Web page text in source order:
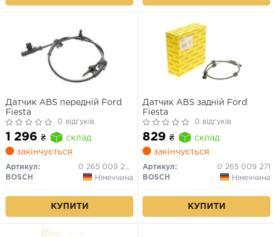
Датчик ABS передній Ford
Fiesta
0 відгуків
1 296 ₴
склад
закінчується
Артикул:
0 265 009 270
BOSCH
Німеччина
КУПИТИ
Датчик ABS задній Ford
Fiesta
0 відгуків
829 ₴
склад
закінчується
Артикул:
0 265 009 271
BOSCH
Німеччина
КУПИТИ